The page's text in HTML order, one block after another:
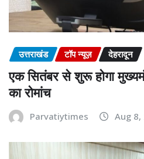
उत्तराखंड टॉप न्यूज़ देहरादून
एक सितंबर से शुरू होगा
का रोमांच
Parvatiytimes Aug 8,